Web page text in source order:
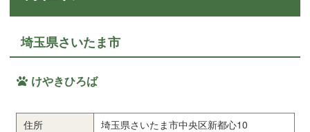
埼玉県さいたま市
けやきひろば
住所
埼玉県さいたま市中央区新都心10